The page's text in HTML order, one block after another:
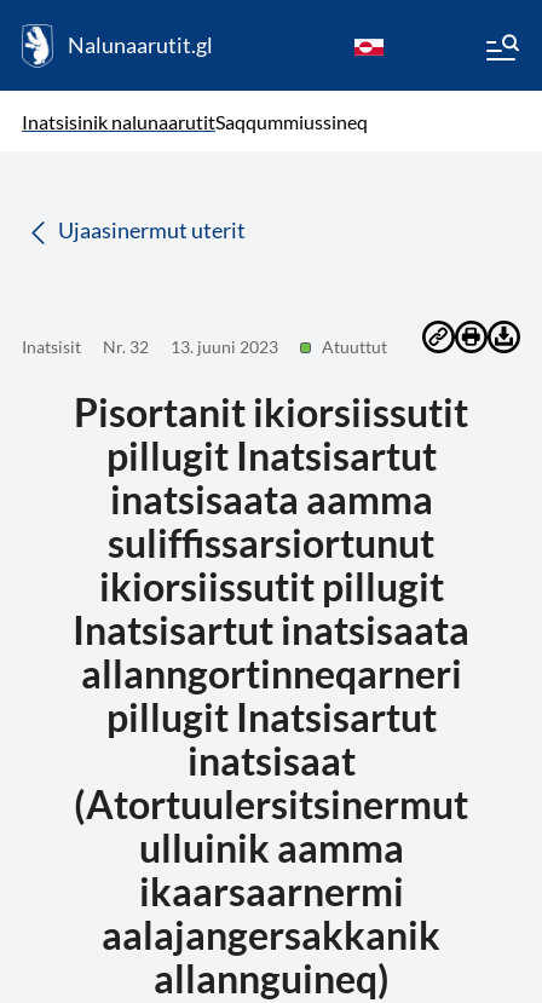
Nalunaarutit.gl
Inatsisinik nalunaarutitSaqqummiussineq
Ujaasinermut uterit
Inatsisit Nr. 32 13. juuni 2023 Atuuttut
Pisortanit ikiorsiissutit
pillugit Inatsisartut
inatsisaata aamma
suliffissarsiortunut
ikiorsiissutit pillugit
Inatsisartut inatsisaata
allanngortinneqarneri
pillugit Inatsisartut
inatsisaat
(Atortuulersitsinermut
ulluinik aamma
ikaarsaarnermi
aalajangersakkanik
allannguineq)